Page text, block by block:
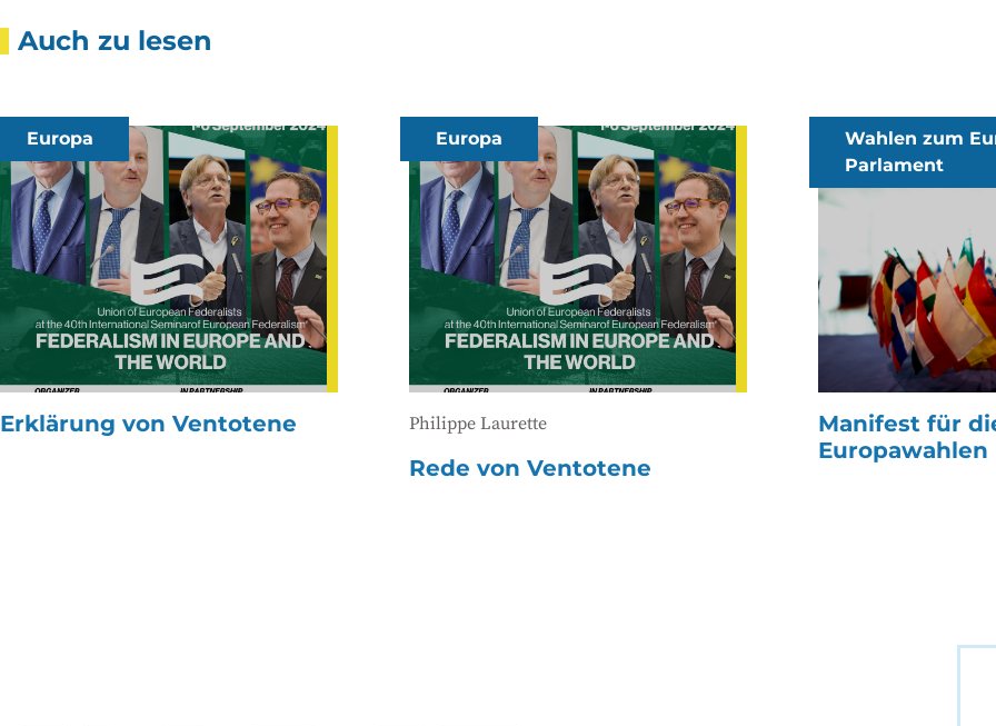
Auch zu lesen
Europa
Erklärung von Ventotene
Europa
Philippe Laurette
Rede von Ventotene
Wahlen zum
Parlament
Manifest für
Europawahlen